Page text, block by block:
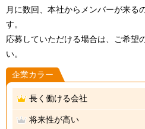
月に数回、本社からメンバーが来る
す。
応募していただける場合は、ご希望
い。
企業カラー
長く働ける会社
将来性が高い